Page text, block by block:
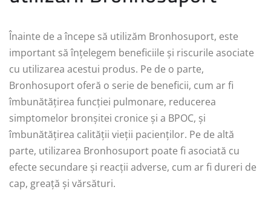
Înainte de a începe să utilizăm Bronhosuport, este
important să înțelegem beneficiile și riscurile asociate
cu utilizarea acestui produs. Pe de o parte,
Bronhosuport oferă o serie de beneficii, cum ar fi
îmbunătățirea funcției pulmonare, reducerea
simptomelor bronșitei cronice și a BPOC, și
îmbunătățirea calității vieții pacienților. Pe de altă
parte, utilizarea Bronhosuport poate fi asociată cu
efecte secundare și reacții adverse, cum ar fi dureri de
cap, greață și vărsături.